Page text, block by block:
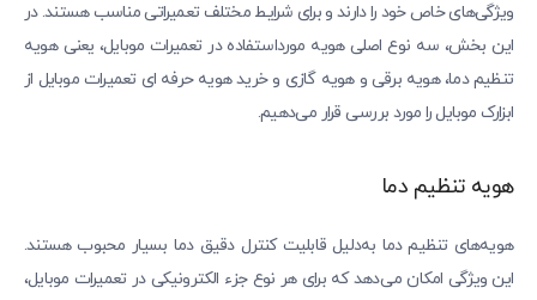
ویژگی‌های خاص خود را دارند و برای شرایط مختلف تعمیراتی مناسب هستند. در
این بخش، سه نوع اصلی هویه مورداستفاده در تعمیرات موبایل، یعنی هویه
تنظیم دما، هویه برقی و هویه گازی و خرید هویه حرفه‌ ای تعمیرات موبایل از
ابزارک موبایل را مورد بررسی قرار می‌دهیم.
هویه تنظیم دما
هویه‌های تنظیم دما به‌دلیل قابلیت کنترل دقیق دما بسیار محبوب هستند.
این ویژگی امکان می‌دهد که برای هر نوع جزء الکترونیکی در تعمیرات موبایل،